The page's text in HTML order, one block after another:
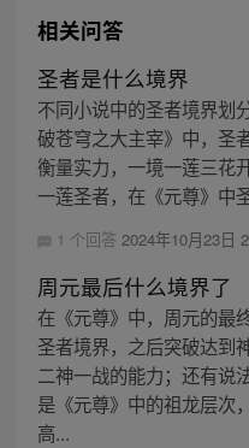
相关问答
圣者是什么境界
不同小说中的圣者境界划
破苍穹之大主宰》中，圣
衡量实力，一境一莲三花
一莲圣者，在《元尊》中
1 个回答 2024年10月23日
周元最后什么境界了
在《元尊》中，周元的最
圣者境界，之后突破达到
二神一战的能力；还有说
是《元尊》中的祖龙层次
高...